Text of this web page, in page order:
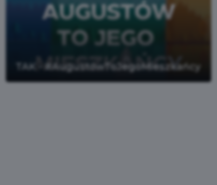
TAK - #AugustówToJegoMieszkańcy